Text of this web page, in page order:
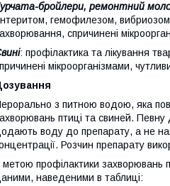
бройлери, ремонтний
гемофилезом, вибриозом,
спричинені
: профілактика та лікування
мікроорганізмами,
з питною водою, яка
птиці та свиней. Певну
воду до препарату, а не
Розчин препарату
метою профілактики захворювань
наведеними в таблиці: